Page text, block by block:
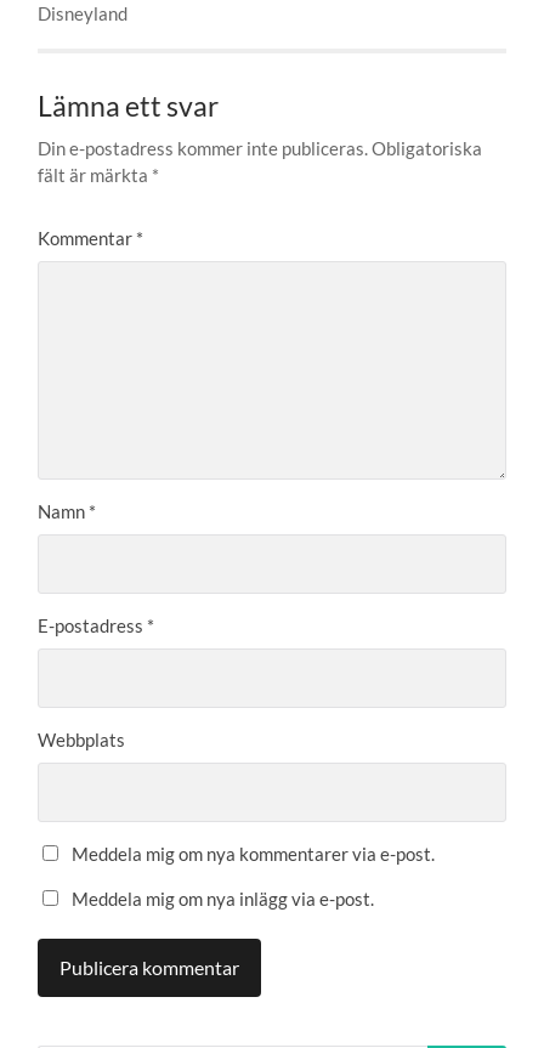
Disneyland
Lämna ett svar
Din e-postadress kommer inte publiceras.Obligatoriska
fält är märkta *
Kommentar *
Namn *
E-postadress *
Webbplats
Meddela mig om nya kommentarer via e-post.
Meddela mig om nya inlägg via e-post.